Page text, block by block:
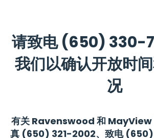
请致电 (650) 330-
我们以确认开放时
况
有关 Ravenswood 和 MayView
真 (650) 321-2002、致电